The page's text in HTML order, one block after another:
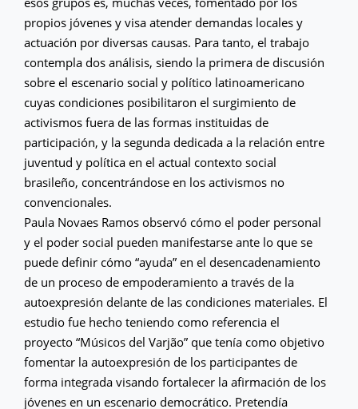
propios jóvenes y visa atender demandas locales y
actuación por diversas causas. Para tanto, el trabajo
contempla dos análisis, siendo la primera de discusión
sobre el escenario social y político latinoamericano
cuyas condiciones posibilitaron el surgimiento de
activismos fuera de las formas instituidas de
participación, y la segunda dedicada a la relación entre
juventud y política en el actual contexto social
brasileño, concentrándose en los activismos no
convencionales.
Paula Novaes Ramos observó cómo el poder personal
y el poder social pueden manifestarse ante lo que se
puede definir cómo “ayuda” en el desencadenamiento
de un proceso de empoderamiento a través de la
autoexpresión delante de las condiciones materiales. El
estudio fue hecho teniendo como referencia el
proyecto “Músicos del Varjão” que tenía como objetivo
fomentar la autoexpresión de los participantes de
forma integrada visando fortalecer la afirmación de los
jóvenes en un escenario democrático. Pretendía